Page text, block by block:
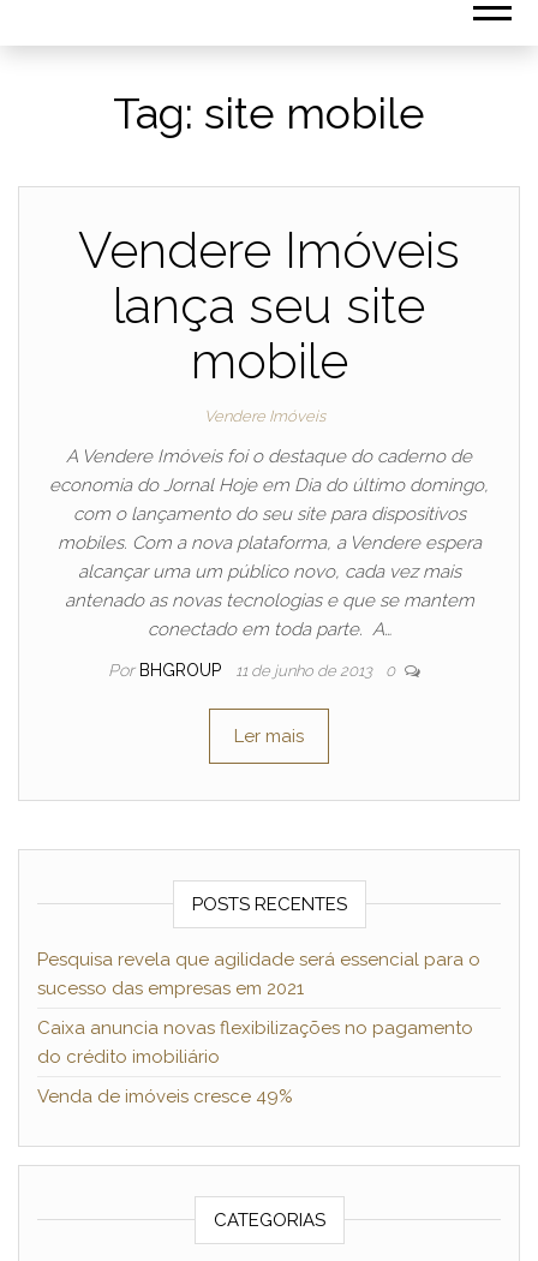
Tag: site mobile
Vendere Imóveis
lança seu site
mobile
Vendere Imóveis
A Vendere Imóveis foi o destaque do caderno de
economia do Jornal Hoje em Dia do último domingo,
com o lançamento do seu site para dispositivos
mobiles. Com a nova plataforma, a Vendere espera
alcançar uma um público novo, cada vez mais
antenado as novas tecnologias e que se mantem
conectado em toda parte. A…
Por BHGROUP 11 de junho de 2013 0
Ler mais
POSTS RECENTES
Pesquisa revela que agilidade será essencial para o
sucesso das empresas em 2021
Caixa anuncia novas flexibilizações no pagamento
do crédito imobiliário
Venda de imóveis cresce 49%
CATEGORIAS